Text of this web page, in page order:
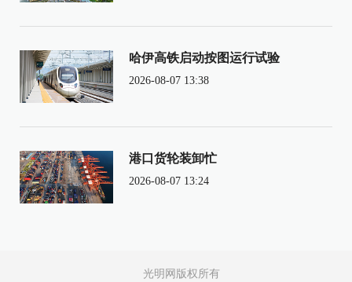
哈伊高铁启动按图运行试验
2026-08-07 13:38
港口货轮装卸忙
2026-08-07 13:24
光明网版权所有